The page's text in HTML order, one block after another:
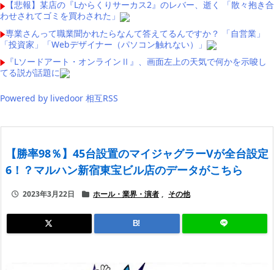
【悲報】某店の『Lからくりサーカス2』のレバー、逝く 「散々抱き合
わせされてゴミを買わされた」
専業さんって職業聞かれたらなんて答えてるんですか？ 「自営業」
「投資家」「Webデザイナー（パソコン触れない）」
『Lソードアート・オンラインⅡ』、画面左上の天気で何かを示唆し
てる説が話題に
Powered by livedoor 相互RSS
【勝率98％】45台設置のマイジャグラーVが全台設定
6！？マルハン新宿東宝ビル店のデータがこちら
2023年3月22日 ホール・業界・演者 , その他
B!